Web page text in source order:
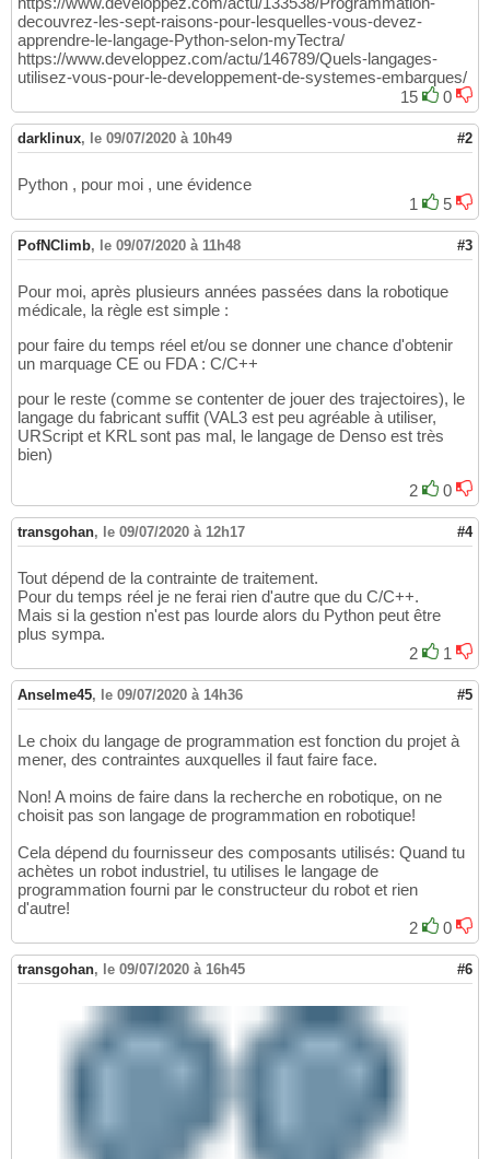
decouvrez-les-sept-raisons-pour-lesquelles-vous-devez-
apprendre-le-langage-Python-selon-myTectra/
https://www.developpez.com/actu/146789/Quels-langages-
utilisez-vous-pour-le-developpement-de-systemes-embarques/
15
0
darklinux, le 09/07/2020 à 10h49 #2
Python , pour moi , une évidence
1
5
PofNClimb, le 09/07/2020 à 11h48 #3
Pour moi, après plusieurs années passées dans la robotique
médicale, la règle est simple :
pour faire du temps réel et/ou se donner une chance d'obtenir
un marquage CE ou FDA : C/C++
pour le reste (comme se contenter de jouer des trajectoires), le
langage du fabricant suffit (VAL3 est peu agréable à utiliser,
URScript et KRL sont pas mal, le langage de Denso est très
bien)
2
0
transgohan, le 09/07/2020 à 12h17 #4
Tout dépend de la contrainte de traitement.
Pour du temps réel je ne ferai rien d'autre que du C/C++.
Mais si la gestion n'est pas lourde alors du Python peut être
plus sympa.
2
1
Anselme45, le 09/07/2020 à 14h36 #5
Le choix du langage de programmation est fonction du projet à
mener, des contraintes auxquelles il faut faire face.
Non! A moins de faire dans la recherche en robotique, on ne
choisit pas son langage de programmation en robotique!
Cela dépend du fournisseur des composants utilisés: Quand tu
achètes un robot industriel, tu utilises le langage de
programmation fourni par le constructeur du robot et rien
d'autre!
2
0
transgohan, le 09/07/2020 à 16h45 #6